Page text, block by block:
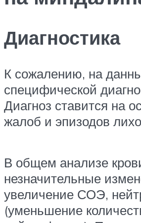
Диагностика
К сожалению, на
специфической
Диагноз ставится на
жалоб и эпизодов
В общем анализе
незначительные
увеличение СОЭ,
(уменьшение